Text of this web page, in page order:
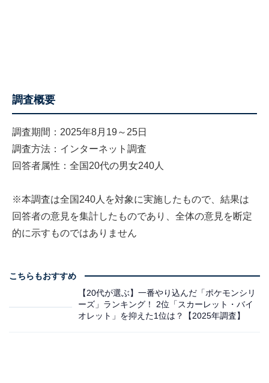
調査概要
調査期間：2025年8月19～25日
調査方法：インターネット調査
回答者属性：全国20代の男女240人
※本調査は全国240人を対象に実施したもので、結果は
回答者の意見を集計したものであり、全体の意見を断定
的に示すものではありません
こちらもおすすめ
【20代が選ぶ】一番やり込んだ「ポケモンシリ
ーズ」ランキング！ 2位「スカーレット・バイ
オレット」を抑えた1位は？【2025年調査】